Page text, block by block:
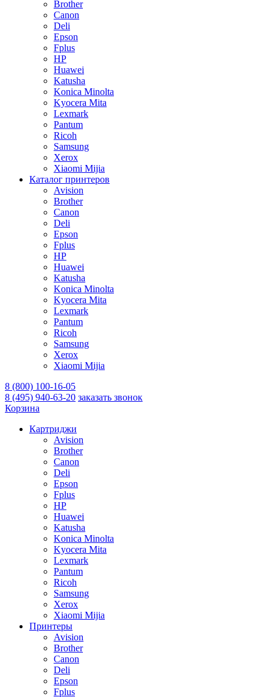
Brother
Canon
Deli
Epson
Fplus
HP
Huawei
Katusha
Konica Minolta
Kyocera Mita
Lexmark
Pantum
Ricoh
Samsung
Xerox
Xiaomi Mijia
Каталог принтеров
Avision
Brother
Canon
Deli
Epson
Fplus
HP
Huawei
Katusha
Konica Minolta
Kyocera Mita
Lexmark
Pantum
Ricoh
Samsung
Xerox
Xiaomi Mijia
8 (800) 100-16-05
8 (495) 940-63-20 заказать звонок
Корзина
Картриджи
Avision
Brother
Canon
Deli
Epson
Fplus
HP
Huawei
Katusha
Konica Minolta
Kyocera Mita
Lexmark
Pantum
Ricoh
Samsung
Xerox
Xiaomi Mijia
Принтеры
Avision
Brother
Canon
Deli
Epson
Fplus